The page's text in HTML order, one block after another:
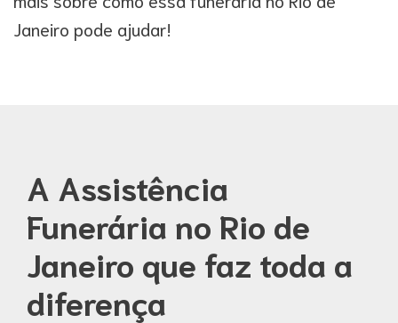
Janeiro pode ajudar!
A Assistência
Funerária no Rio de
Janeiro que faz toda a
diferença